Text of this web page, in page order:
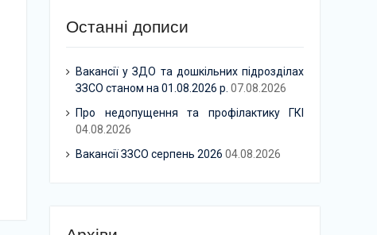
Останні дописи
Вакансії у ЗДО та дошкільних підрозділах
ЗЗСО станом на 01.08.2026 р. 07.08.2026
Про недопущення та профілактику ГКІ
04.08.2026
Вакансії ЗЗСО серпень 2026 04.08.2026